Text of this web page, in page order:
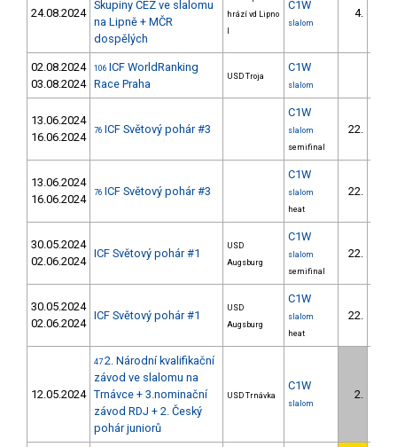
24.08.2024
Skupiny ČEZ ve slalomu
na Lipně + MČR
dospělých
hrází vd Lipno
C1W
slalom
4.
02.08.2024
03.08.2024
106 ICF WorldRanking
Race Praha
USD Troja
C1W
slalom
13.06.2024
16.06.2024
76 ICF Světový pohár #3
C1W
slalom
semifinal
22.
13.06.2024
16.06.2024
76 ICF Světový pohár #3
C1W
slalom
heat
22.
30.05.2024
02.06.2024
ICF Světový pohár #1
USD
Augsburg
C1W
slalom
semifinal
22.
30.05.2024
02.06.2024
ICF Světový pohár #1
USD
Augsburg
C1W
slalom
heat
22.
12.05.2024
47 2. Národní kvalifikační
závod ve slalomu na
Trnávce + 3.nominační
závod RDJ + 2. Český
pohár juniorů
USD Trnávka
C1W
slalom
2.